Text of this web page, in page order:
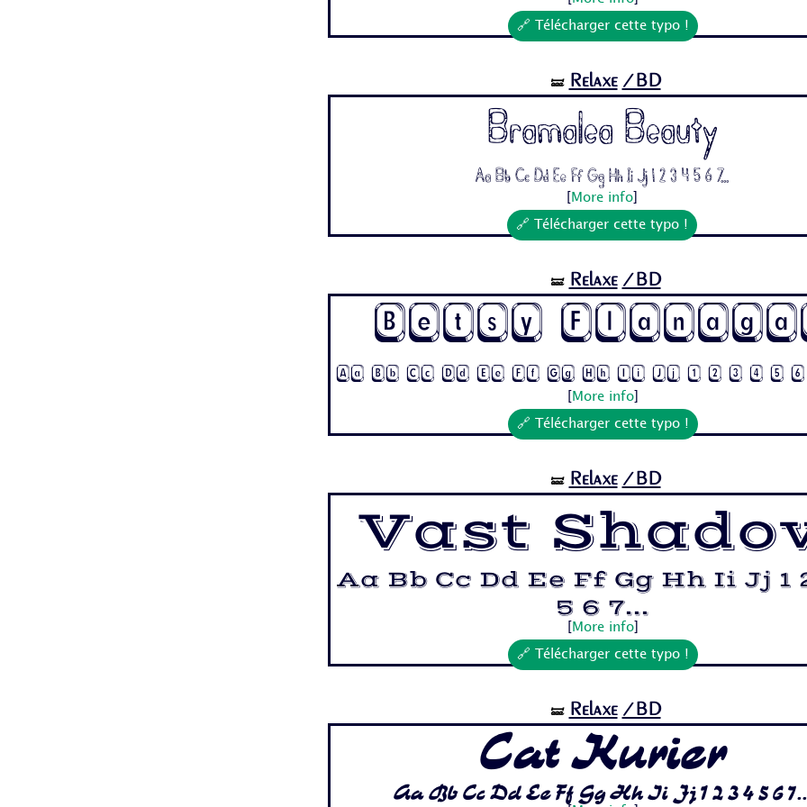
🔗 Télécharger cette typo !
🝛 Relaxe /BD
Bramalea Beauty
Aa Bb Cc Dd Ee Ff Gg Hh Ii Jj 1 2 3 4 5 6 7...
More info
🔗 Télécharger cette typo !
🝛 Relaxe /BD
Betsy
Aa Bb Cc Dd Ee Ff Gg Hh Ii Jj 1 2 3 4
More info]
🔗 Télécharger cette typo !
🝛 Relaxe /BD
Vast
Aa Bb Cc Dd Ee Ff Gg Hh Ii Jj 1
5 6 7...
More info]
🔗 Télécharger cette typo !
🝛 Relaxe /BD
Cat Kurier
Aa Bb Cc Dd Ee Ff Gg Hh Ii Jj 1 2 3 4 5 6